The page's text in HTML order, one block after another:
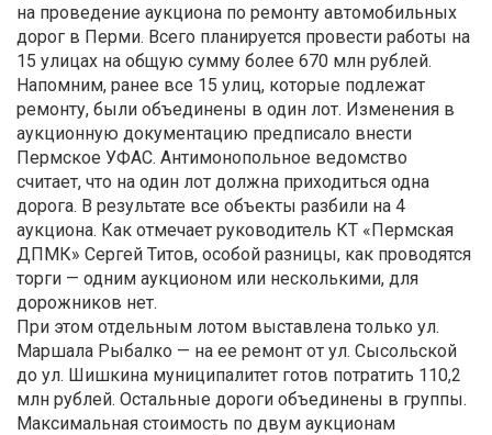
на проведение аукциона по ремонту автомобильных
дорог в Перми. Всего планируется провести работы на
15 улицах на общую сумму более 670 млн рублей.
Напомним, ранее все 15 улиц, которые подлежат
ремонту, были объединены в один лот. Изменения в
аукционную документацию предписало внести
Пермское УФАС. Антимонопольное ведомство
считает, что на один лот должна приходиться одна
дорога. В результате все объекты разбили на 4
аукциона. Как отмечает руководитель КТ «Пермская
ДПМК» Сергей Титов, особой разницы, как проводятся
торги — одним аукционом или несколькими, для
дорожников нет.
При этом отдельным лотом выставлена только ул.
Маршала Рыбалко — на ее ремонт от ул. Сысольской
до ул. Шишкина муниципалитет готов потратить 110,2
млн рублей. Остальные дороги объединены в группы.
Максимальная стоимость по двум аукционам